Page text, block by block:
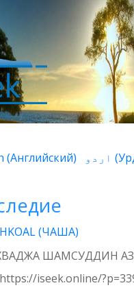
(
(Английский)
(ЧАША)
ШАМСУДДИН
https://iseek.online/